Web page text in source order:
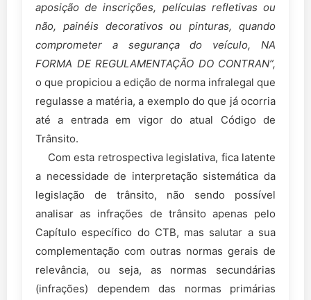
aposição de inscrições, películas refletivas ou
não, painéis decorativos ou pinturas, quando
comprometer a segurança do veículo, NA
FORMA DE REGULAMENTAÇÃO DO CONTRAN”,
o que propiciou a edição de norma infralegal que
regulasse a matéria, a exemplo do que já ocorria
até a entrada em vigor do atual Código de
Trânsito.
Com esta retrospectiva legislativa, fica latente
a necessidade de interpretação sistemática da
legislação de trânsito, não sendo possível
analisar as infrações de trânsito apenas pelo
Capítulo específico do CTB, mas salutar a sua
complementação com outras normas gerais de
relevância, ou seja, as normas secundárias
(infrações) dependem das normas primárias